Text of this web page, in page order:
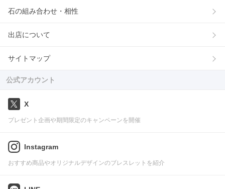
石の組み合わせ・相性
出店について
サイトマップ
公式アカウント
X
プレゼント企画や期間限定のキャンペーンを開催
Instagram
おすすめ商品やオリジナルデザインのブレスレットを紹介